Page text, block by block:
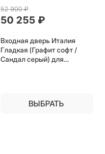
52 900 ₽
50 255 ₽
Входная дверь Италия
Гладкая (Графит софт /
Сандал серый) для
ВЫБРАТЬ